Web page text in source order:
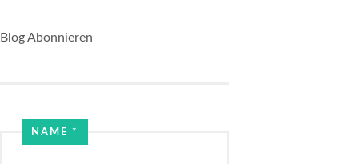
Blog Abonnieren
Name
Email
NAME *